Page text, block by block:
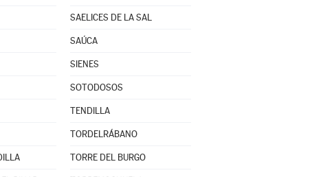
SAELICES DE LA SAL
SAÚCA
SIENES
SOTODOSOS
TENDILLA
TORDELRÁBANO
TORRE DEL BURGO